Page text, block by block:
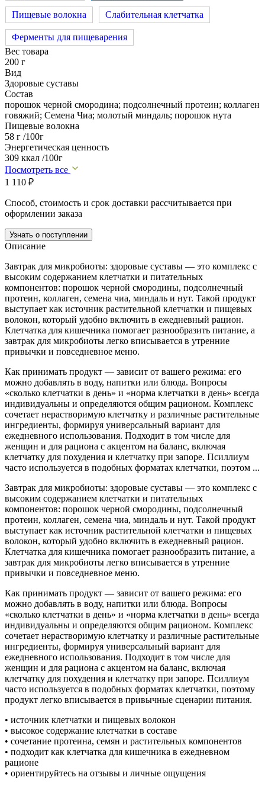
Пищевые волокна Слабительная клетчатка
Ферменты для пищеварения
Вес товара
200 г
Вид
Здоровые суставы
Состав
порошок черной смородина; подсолнечный протеин; коллаген
говяжий; Семена Чиа; молотый миндаль; порошок нута
Пищевые волокна
58 г /100г
Энергетическая ценность
309 ккал /100г
Посмотреть все
1 110 ₽
Способ, стоимость и срок доставки рассчитывается при
оформлении заказа
Узнать о поступлении
Описание
Завтрак для микробиоты: здоровые суставы — это комплекс с
высоким содержанием клетчатки и питательных
компонентов: порошок черной смородины, подсолнечный
протеин, коллаген, семена чиа, миндаль и нут. Такой продукт
выступает как источник растительной клетчатки и пищевых
волокон, который удобно включить в ежедневный рацион.
Клетчатка для кишечника помогает разнообразить питание, а
завтрак для микробиоты легко вписывается в утренние
привычки и повседневное меню.
Как принимать продукт — зависит от вашего режима: его
можно добавлять в воду, напитки или блюда. Вопросы
«сколько клетчатки в день» и «норма клетчатки в день» всегда
индивидуальны и определяются общим рационом. Комплекс
сочетает нерастворимую клетчатку и различные растительные
ингредиенты, формируя универсальный вариант для
ежедневного использования. Подходит в том числе для
женщин и для рациона с акцентом на баланс, включая
клетчатку для похудения и клетчатку при запоре. Псиллиум
часто используется в подобных форматах клетчатки, поэтом ...
Завтрак для микробиоты: здоровые суставы — это комплекс с
высоким содержанием клетчатки и питательных
компонентов: порошок черной смородины, подсолнечный
протеин, коллаген, семена чиа, миндаль и нут. Такой продукт
выступает как источник растительной клетчатки и пищевых
волокон, который удобно включить в ежедневный рацион.
Клетчатка для кишечника помогает разнообразить питание, а
завтрак для микробиоты легко вписывается в утренние
привычки и повседневное меню.
Как принимать продукт — зависит от вашего режима: его
можно добавлять в воду, напитки или блюда. Вопросы
«сколько клетчатки в день» и «норма клетчатки в день» всегда
индивидуальны и определяются общим рационом. Комплекс
сочетает нерастворимую клетчатку и различные растительные
ингредиенты, формируя универсальный вариант для
ежедневного использования. Подходит в том числе для
женщин и для рациона с акцентом на баланс, включая
клетчатку для похудения и клетчатку при запоре. Псиллиум
часто используется в подобных форматах клетчатки, поэтому
продукт легко вписывается в привычные сценарии питания.
• источник клетчатки и пищевых волокон
• высокое содержание клетчатки в составе
• сочетание протеина, семян и растительных компонентов
• подходит как клетчатка для кишечника в ежедневном
рационе
• ориентируйтесь на отзывы и личные ощущения